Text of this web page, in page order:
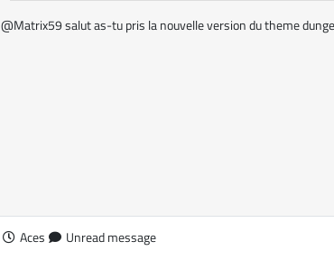
@Matrix59 salut as-tu pris la nouvelle version du theme
Aces Unread message